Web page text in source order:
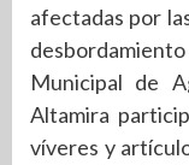
afectadas por
Municipal de
Altamira
víveres y